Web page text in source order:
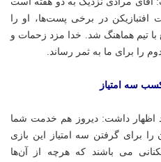
در برخی پست‌ها، او را
تیم هماهنگ شد. خدا مزد زحمات و
را برای ما به ثمر رساند.
سه امتیاز
داشت: دیروز هم خدمت شما
برای گرفتن سه امتیاز این بازی
می باشند که هرچه از آن‌ها